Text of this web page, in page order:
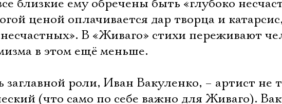
близкие ему обречены быть «глубоко
ценой оплачивается дар творца и
В «Живаго» стихи переживают
в этом ещё меньше.
роли, Иван Вакуленко, – артист не
(что само по себе важно для Живаго).